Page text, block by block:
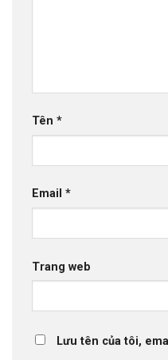
Tên *
Email *
Trang web
Lưu tên của tôi,